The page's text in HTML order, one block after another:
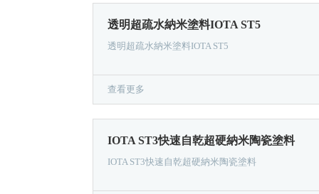
透明超疏水納米塗料IOTA ST5
透明超疏水納米塗料IOTA ST5
查看更多
IOTA ST3快速自乾超硬納米陶瓷塗料
IOTA ST3快速自乾超硬納米陶瓷塗料